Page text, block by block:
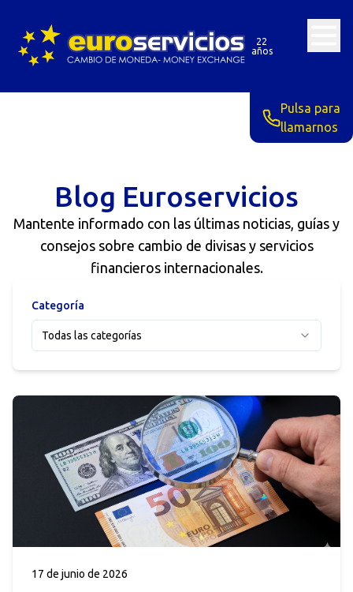
22
años
Pulsa para
llamarnos
Blog Euroservicios
Mantente informado con las últimas noticias, guías y
consejos sobre cambio de divisas y servicios
financieros internacionales.
Categoría
Todas las categorías
17 de junio de 2026